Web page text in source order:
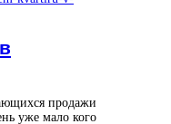
продажи
уже мало кого